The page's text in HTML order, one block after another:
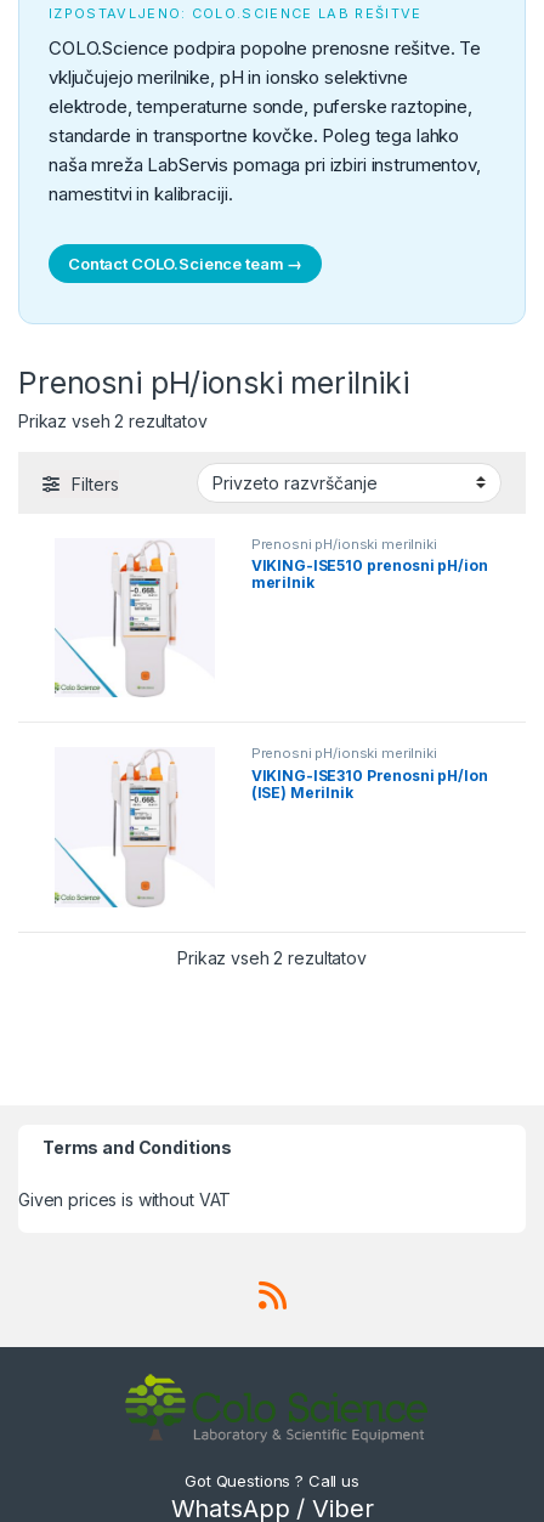
IZPOSTAVLJENO: COLO.SCIENCE LAB REŠITVE
COLO.Science podpira popolne prenosne rešitve. Te
vključujejo merilnike, pH in ionsko selektivne
elektrode, temperaturne sonde, puferske raztopine,
standarde in transportne kovčke. Poleg tega lahko
naša mreža LabServis pomaga pri izbiri instrumentov,
namestitvi in kalibraciji.
Contact COLO.Science team →
Prenosni pH/ionski merilniki
Prikaz vseh 2 rezultatov
Filters
Prenosni pH/ionski merilniki
VIKING-ISE510 prenosni pH/ion
merilnik
Prenosni pH/ionski merilniki
VIKING-ISE310 Prenosni pH/Ion
(ISE) Merilnik
Prikaz vseh 2 rezultatov
Terms and Conditions
Given prices is without VAT
Got Questions ? Call us
WhatsApp / Viber